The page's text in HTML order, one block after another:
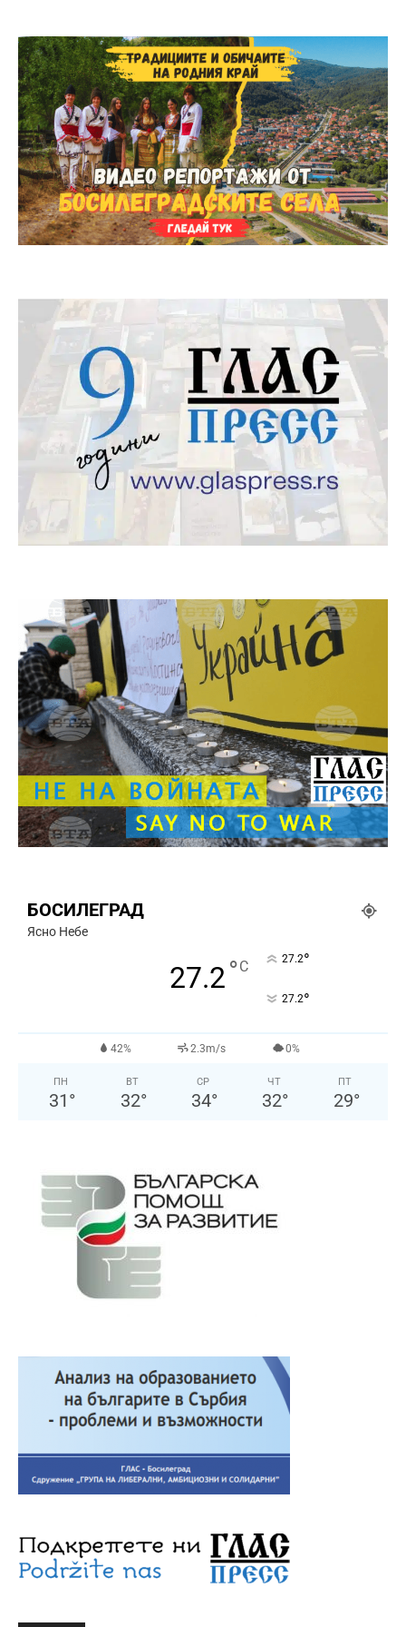
БОСИЛЕГРАД
Ясно Небе
27.2°C 27.2°
27.2°
42% 2.3m/s 0%
ПН
31 °
ВТ
32°
СР
34°
ЧТ
32°
ПТ
29°